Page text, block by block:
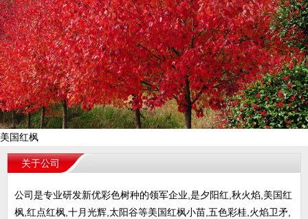
美国红枫
关于公司
公司是专业研发新优彩色树种的领军企业,是夕阳红,秋火焰,美国红
枫,红点红枫,十月光辉,太阳谷等美国红枫小苗,五色彩桂,火焰卫矛,